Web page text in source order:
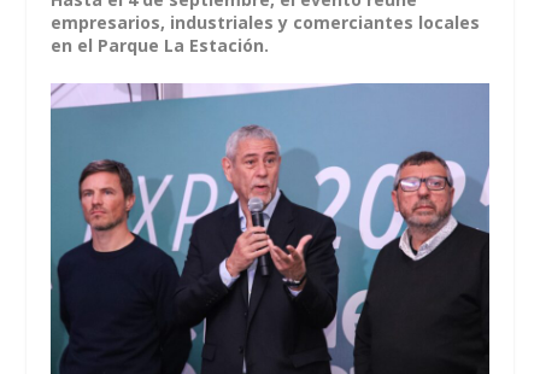
empresarios, industriales y comerciantes locales
en el Parque La Estación.